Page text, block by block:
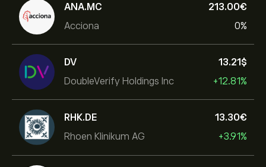
ANA.MC
Acciona
213.00‎€‎
0%
DV
DoubleVerify Holdings Inc
13.21‎$‎
+12.81%
RHK.DE
Rhoen Klinikum AG
13.30‎€‎
+3.91%